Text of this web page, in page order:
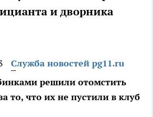
и дворника
Служба новостей pg11.ru
решили отомстить
то, что их не пустили в клуб